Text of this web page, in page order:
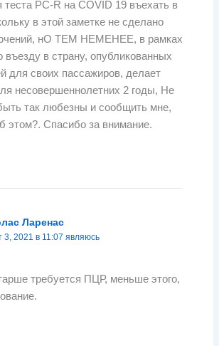
теста PC-R на COVID 19 въехать в
в этой заметке не сделано
нО ТЕМ НЕМЕНЕЕ, в рамках
въезду в страну, опубликованных
для своих пассажиров, делает
несовершеннолетних 2 годы, Не
так любезны и сообщить мне,
этом?. Спасибо за внимание.
Ларенас
3, 2021 в 11:07 являюсь
требуется ПЦР, меньше этого,